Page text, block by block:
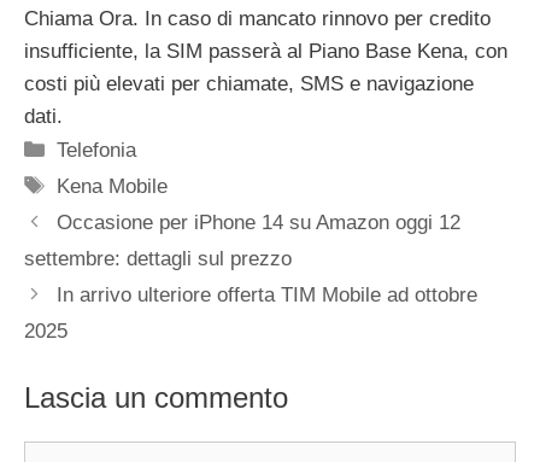
Chiama Ora. In caso di mancato rinnovo per credito
insufficiente, la SIM passerà al Piano Base Kena, con
costi più elevati per chiamate, SMS e navigazione
dati.
Categorie
Telefonia
Tag
Kena Mobile
Occasione per iPhone 14 su Amazon oggi 12
settembre: dettagli sul prezzo
In arrivo ulteriore offerta TIM Mobile ad ottobre
2025
Lascia un commento